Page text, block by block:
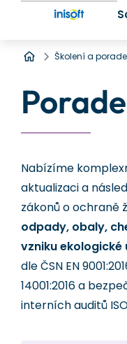
Úvod
Školení a
Nabízíme
aktualizaci a
zákonů o ochraně
odpady, obaly,
vzniku ekologické
dle ČSN EN
14001:2016 a
interních auditů